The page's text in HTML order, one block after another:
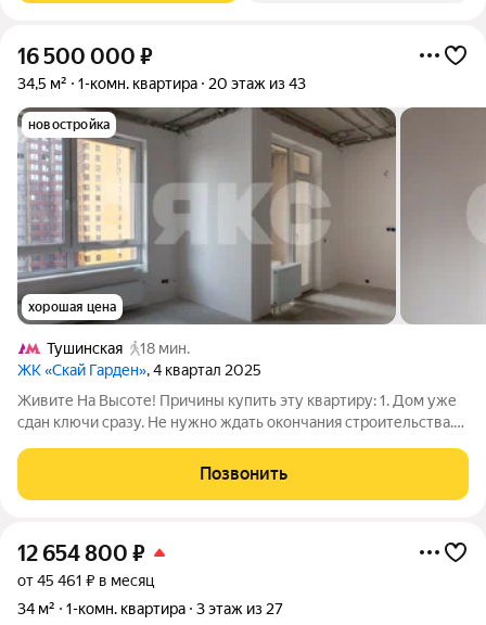
16 500 000 ₽
34,5 м² 1-комн. квартира 20 этаж из 43
новостройка
хорошая цена
Тушинская
18 мин.
ЖК «Скай Гарден», 4 квартал 2025
Живите На Высоте! Причины купить эту квартиру: 1. Дом уже
сдан ключи сразу. Не нужно ждать окончания строительства.
вывести квартиру в аренду. 2. White Box экономия времени и
денег. Все самые
Позвонить
12 654 800 ₽
от 45 461 ₽ в месяц
34 м²
1-комн. квартира 3 этаж из 27